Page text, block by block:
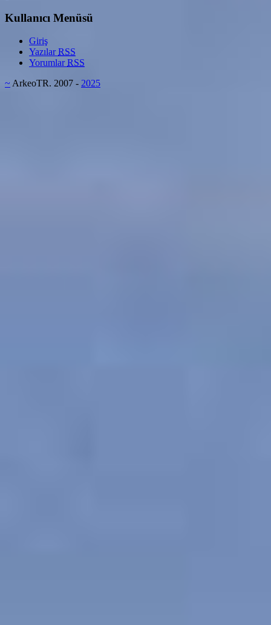
Kullanıcı Menüsü
Giriş
YazılarRSS
YorumlarRSS
~ ArkeoTR. 2007 - 2025